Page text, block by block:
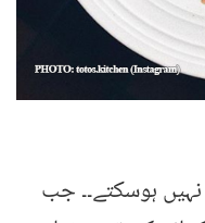
ہوسکتے۔۔ جب